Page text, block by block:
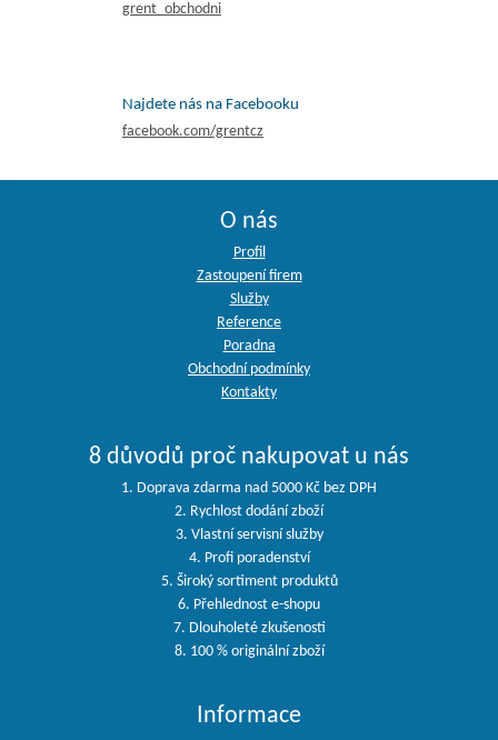
grent_obchodni
Najdete nás na Facebooku
facebook.com/grentcz
O nás
Profil
Zastoupení firem
Služby
Reference
Poradna
Obchodní podmínky
Kontakty
8 důvodů proč nakupovat u nás
1. Doprava zdarma nad 5000 Kč bez DPH
2. Rychlost dodání zboží
3. Vlastní servisní služby
4. Profi poradenství
5. Široký sortiment produktů
6. Přehlednost e-shopu
7. Dlouholeté zkušenosti
8. 100 % originální zboží
Informace